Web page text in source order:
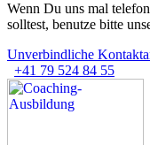
Wenn Du uns mal
solltest, benutze bitte
Unverbindliche
+41 79 524 84 55